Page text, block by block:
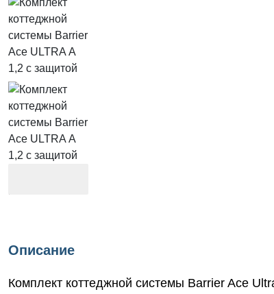
Описание
Комплект коттеджной системы Barrier Ace